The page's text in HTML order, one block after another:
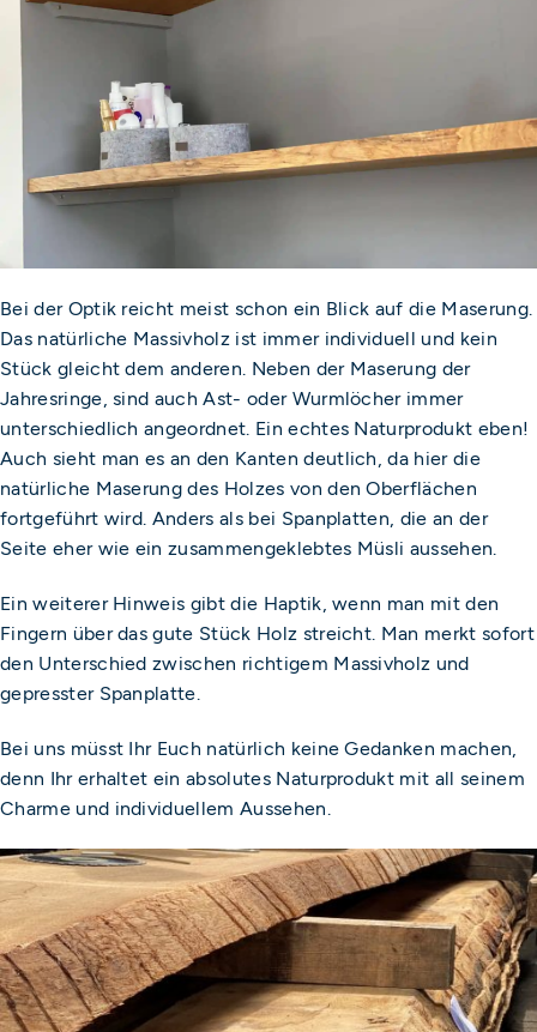
Bei der Optik reicht meist schon ein Blick auf die Maserung.
Das natürliche Massivholz ist immer individuell und kein
Stück gleicht dem anderen. Neben der Maserung der
Jahresringe, sind auch Ast- oder Wurmlöcher immer
unterschiedlich angeordnet. Ein echtes Naturprodukt eben!
Auch sieht man es an den Kanten deutlich, da hier die
natürliche Maserung des Holzes von den Oberflächen
fortgeführt wird. Anders als bei Spanplatten, die an der
Seite eher wie ein zusammengeklebtes Müsli aussehen.
Ein weiterer Hinweis gibt die Haptik, wenn man mit den
Fingern über das gute Stück Holz streicht. Man merkt sofort
den Unterschied zwischen richtigem Massivholz und
gepresster Spanplatte.
Bei uns müsst Ihr Euch natürlich keine Gedanken machen,
denn Ihr erhaltet ein absolutes Naturprodukt mit all seinem
Charme und individuellem Aussehen.